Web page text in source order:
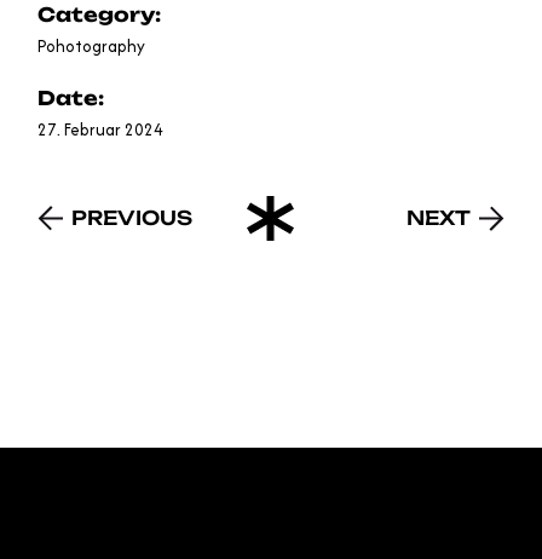
Category:
Pohotography
Date:
27. Februar 2024
PREVIOUS NEXT